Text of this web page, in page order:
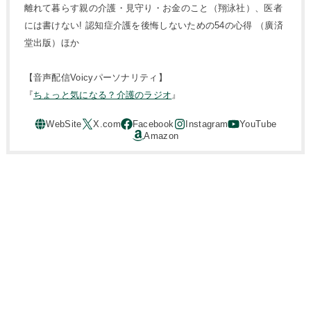
離れて暮らす親の介護・見守り・お金のこと（翔泳社）、医者
には書けない! 認知症介護を後悔しないための54の心得 （廣済
堂出版）ほか
【音声配信Voicyパーソナリティ】
『ちょっと気になる？介護のラジオ 』